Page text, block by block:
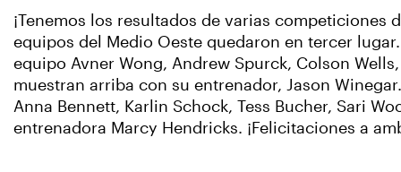
¡Tenemos los resultados de varias competiciones
equipos del Medio Oeste quedaron en tercer
equipo Avner Wong, Andrew Spurck, Colson
muestran arriba con su entrenador, Jason
Anna Bennett, Karlin Schock, Tess Bucher, Sari
entrenadora Marcy Hendricks. ¡Felicitaciones a